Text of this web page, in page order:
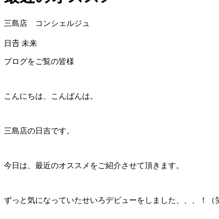
三島店 コンシェルジュ
日𠮷 未来
ブログをご覧の皆様
こんにちは、こんばんは。
三島店の日吉です。
今日は、最近のオススメをご紹介させて頂きます。
ずっと気になっていたせいろデビューをしました、、、！（